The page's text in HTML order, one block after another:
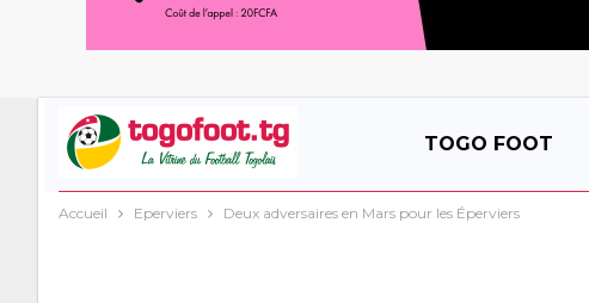
TOGO FOOT
Accueil Eperviers Deux adversaires en Mars pour les Éperviers